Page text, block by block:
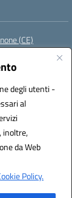
degli utenti -
al
inoltre,
da Web
Policy.
(CE)